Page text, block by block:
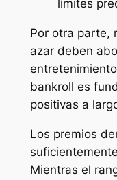
límites
Por otra parte,
azar deben
bankroll es
positivas a
Los premios
Mientras el